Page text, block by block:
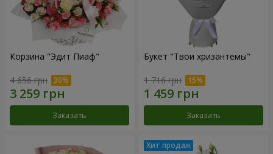
Корзина "Эдит Пиаф"
4 656 грн
Заказать
Букет "Твои хризантемы"
1 716 грн
Заказать